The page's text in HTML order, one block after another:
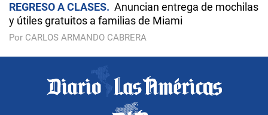
REGRESO A CLASES
Anuncian entrega de mochilas
y útiles gratuitos a familias de Miami
Por CARLOS ARMANDO CABRERA